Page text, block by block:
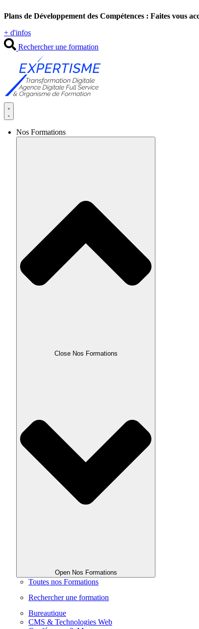
au
Plans de Développement des Compétences : Faites vous
+ d'infos
Rechercher une formation
Nos Formations
Close Nos Formations
Open Nos Formations
Toutes nos Formations
Rechercher une formation
Bureautique
CMS & Technologies Web